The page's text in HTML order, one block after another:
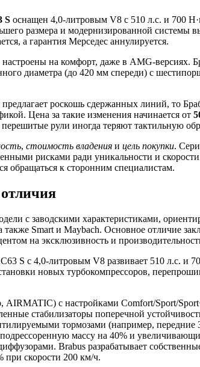
S оснащен 4,0-литровым V8 с 510 л.с. и 700
размера и модернизированной системы
а гарантия Мерседес аннулируется.
на комфорт, даже в AMG-версиях.
диаметра (до 420 мм спереди) с
предлагает роскошь сдержанных линий, то
Цена за такие изменения начинается от
рули иногда теряют тактильную
, стоимость владения и цель покупки.
рисками ради уникальности и
обращаться к сторонним специалистам.
с заводскими характеристиками,
Smart и Maybach. Основное отличие
на эксклюзивность и
S с 4,0-литровым V8 развивает 510 л.с. и
новых турбокомпрессоров,
AIRMATIC) с настройками Comfort/Sport/
стабилизаторы поперечной
тормозами (например, передние
массу на 40% и
Brabus разрабатывает
скорости 200 км/ч.